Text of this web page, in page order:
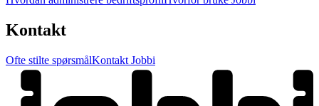
Kontakt
Ofte stilte spørsmålKontakt Jobbi